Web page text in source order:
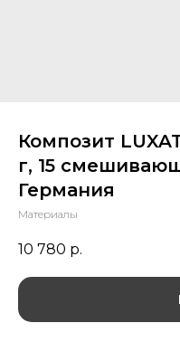
Композит
г, 15
Германия
Материалы
10 780 р.